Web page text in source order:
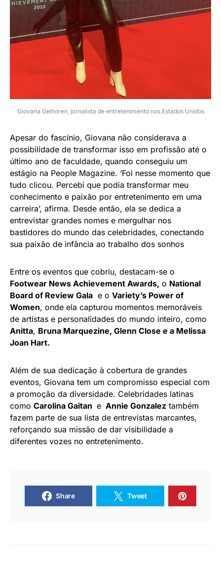
Giovana Gelhoren, jornalista de entretenimento nos Estados Unidos
Apesar do fascínio, Giovana não considerava a
possibilidade de transformar isso em profissão até o
último ano de faculdade, quando conseguiu um
estágio na People Magazine. ‘Foi nesse momento que
tudo clicou. Percebi que podia transformar meu
conhecimento e paixão por entretenimento em uma
carreira’, afirma. Desde então, ela se dedica a
entrevistar grandes nomes e mergulhar nos
bastidores do mundo das celebridades, conectando
sua paixão de infância ao trabalho dos sonhos
Entre os eventos que cobriu, destacam-se o
Footwear News Achievement Awards, o National
Board of Review Gala e o Variety’s Power of
Women, onde ela capturou momentos memoráveis
de artistas e personalidades do mundo inteiro, como
Anitta, Bruna Marquezine, Glenn Close e a Melissa
Joan Hart.
Além de sua dedicação à cobertura de grandes
eventos, Giovana tem um compromisso especial com
a promoção da diversidade. Celebridades latinas
como Carolina Gaitan e Annie Gonzalez também
fazem parte de sua lista de entrevistas marcantes,
reforçando sua missão de dar visibilidade a
diferentes vozes no entretenimento.
Share Tweet